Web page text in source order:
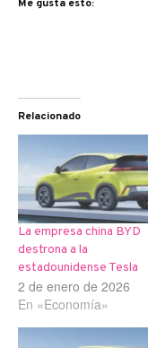
Me gusta esto:
Relacionado
La empresa china BYD
destrona a la
estadounidense Tesla
2 de enero de 2026
En «Economía»